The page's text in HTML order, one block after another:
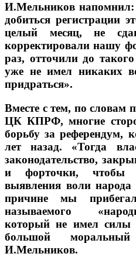
И.Мельников напомнил:
добиться регистрации
целый месяц, не
корректировали нашу
раз, отточили до
уже не имел никаких
придраться».
Вместе с тем, по словам
ЦК КПРФ, многие
борьбу за референдум,
лет назад. «Тогда
законодательство,
и форточки, чтобы
выявления воли
причине мы
называемого
который не имел силы
большой
И.Мельников.